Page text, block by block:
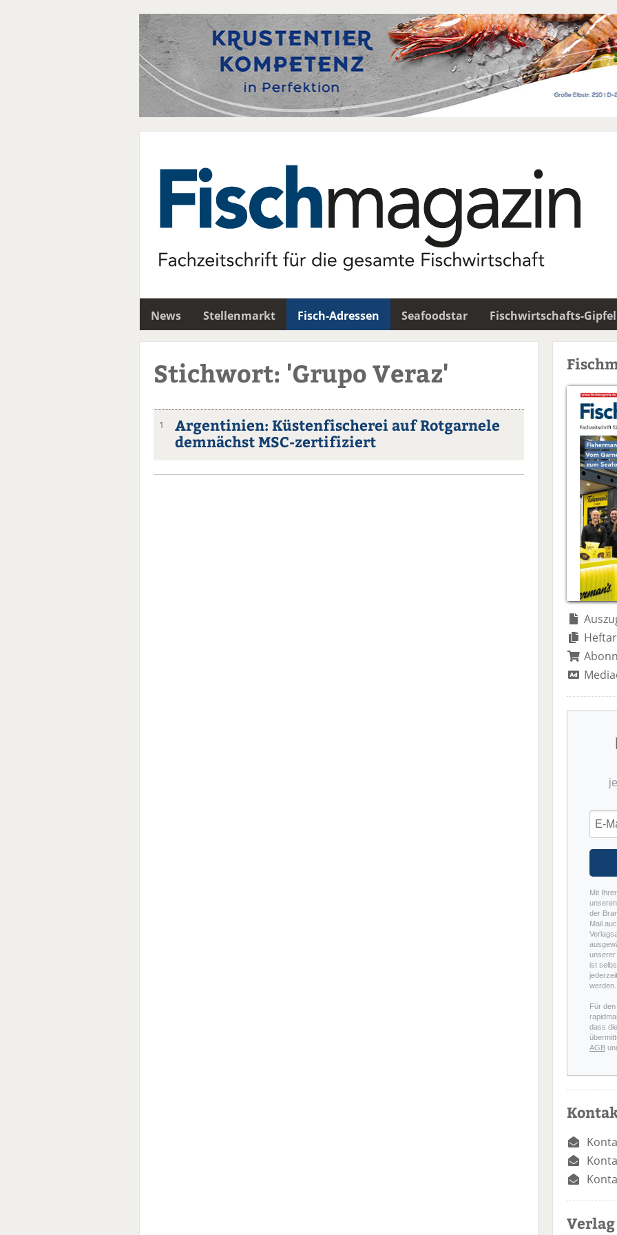
News Stellenmarkt Fisch-Adressen Seafoodstar Fischwirtschafts-Gipfel
Stichwort: 'Grupo Veraz'
1
Argentinien: Küstenfischerei auf Rotgarnele
demnächst MSC-zertifiziert
Mit
der
Mail
unserer
ist
werden.
Für
dass
AGB
Verlag